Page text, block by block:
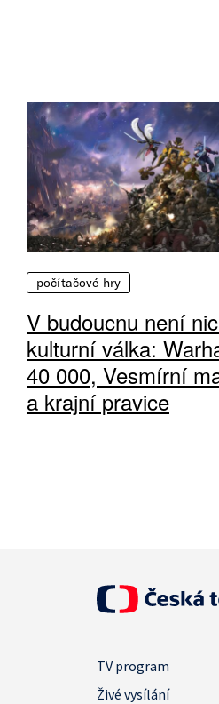
počítačové hry
V budoucnu není
kulturní válka:
40 000, Vesmírní
a krajní pravice
TV program
Živé vysílání